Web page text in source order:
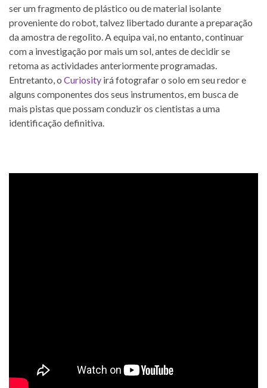
ser um fragmento de plástico ou de material isolante
proveniente do robot, talvez libertado durante a preparação
da amostra de regolito. A equipa vai, no entanto, continuar
com a investigação por mais um sol, antes de decidir se
retoma as actividades anteriormente programadas.
Entretanto, o Curiosity irá fotografar o solo em seu redor e
alguns componentes dos seus instrumentos, em busca de
mais pistas que possam conduzir os cientistas a uma
identificação definitiva.